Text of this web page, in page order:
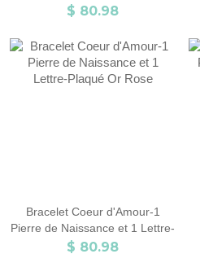
Argent
$ 80.98
Bracelet Coeur d'Amour-1
Pierre de Naissance et 1 Lettre-
Plaqué Or Rose
$ 80.98